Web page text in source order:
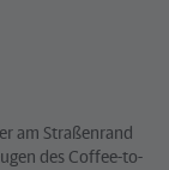
am Straßenrand
des Coffee-to-